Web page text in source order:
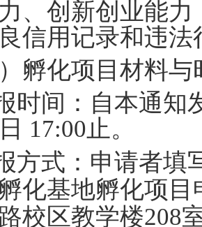
、创新创业能
信用记录和违法
）孵化项目材料
时间：自本通知
17:00止。
方式：申请者填
化基地孵化项
校区教学楼208